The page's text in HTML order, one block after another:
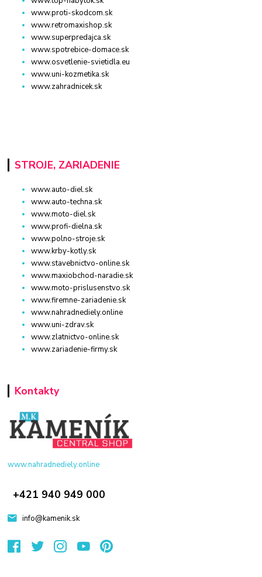
www.proti-skodcom.sk
www.retromaxishop.sk
www.superpredajca.sk
www.spotrebice-domace.sk
www.osvetlenie-svietidla.eu
www.uni-kozmetika.sk
www.zahradnicek.sk
STROJE, ZARIADENIE
www.auto-diel.sk
www.auto-techna.sk
www.moto-diel.sk
www.profi-dielna.sk
www.polno-stroje.sk
www.krby-kotly.sk
www.stavebnictvo-online.sk
www.maxiobchod-naradie.sk
www.moto-prislusenstvo.sk
www.firemne-zariadenie.sk
www.nahradnediely.online
www.uni-zdrav.sk
www.zlatnictvo-online.sk
www.zariadenie-firmy.sk
Kontakty
www.nahradnediely.online
+421 940 949 000
info@kamenik.sk